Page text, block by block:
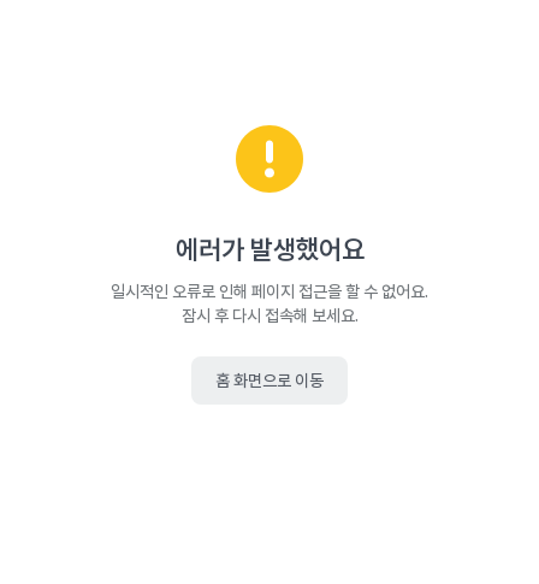
에러가 발생했어요
일시적인 오류로 인해 페이지 접근을 할 수 없어요.
잠시 후 다시 접속해 보세요.
홈 화면으로 이동